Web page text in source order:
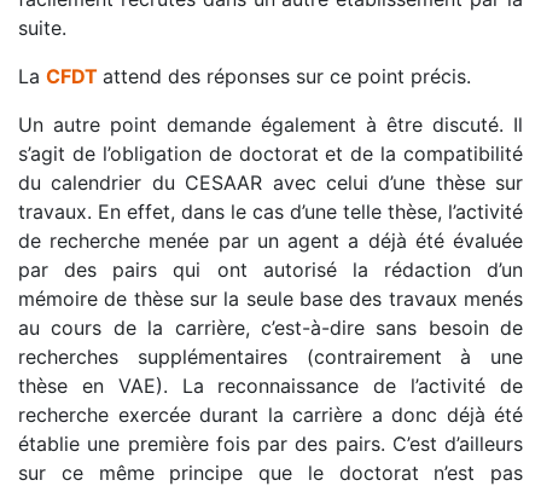
suite.
La CFDT attend des réponses sur ce point précis.
Un autre point demande également à être discuté. Il
s’agit de l’obligation de doctorat et de la compatibilité
du calendrier du CESAAR avec celui d’une thèse sur
travaux. En effet, dans le cas d’une telle thèse, l’activité
de recherche menée par un agent a déjà été évaluée
par des pairs qui ont autorisé la rédaction d’un
mémoire de thèse sur la seule base des travaux menés
au cours de la carrière, c’est-à-dire sans besoin de
recherches supplémentaires (contrairement à une
thèse en VAE). La reconnaissance de l’activité de
recherche exercée durant la carrière a donc déjà été
établie une première fois par des pairs. C’est d’ailleurs
sur ce même principe que le doctorat n’est pas